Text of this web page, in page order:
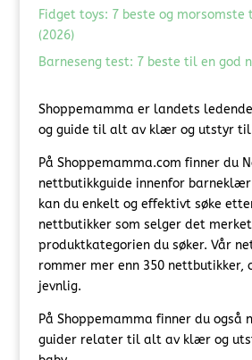
Fidget toys: 7 beste og morsomste
(2026)
Barneseng test: 7 beste til en god
Shoppemamma er landets
og guide til alt av klær og utstyr til
På Shoppemamma.com finner du
nettbutikkguide innenfor
kan du enkelt og effektivt søke
nettbutikker som selger det
produktkategorien du søker. Vår
rommer mer enn 350
jevnlig.
På Shoppemamma finner du også
guider relater til alt av klær og